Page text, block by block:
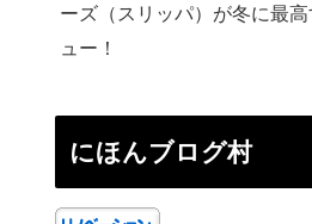
ーズ（スリッパ）が冬に最
ュー！
にほんブログ村